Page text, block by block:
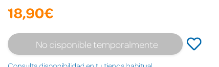
18,90€
No disponible temporalmente